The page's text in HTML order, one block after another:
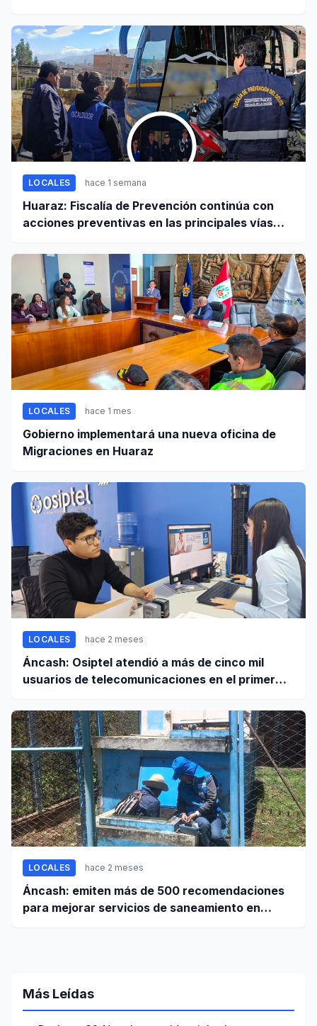
LOCALES hace 1 semana
Huaraz: Fiscalía de Prevención continúa con
acciones preventivas en las principales vías
LOCALES hace 1 mes
Gobierno implementará una nueva oficina de
Migraciones en Huaraz
LOCALES hace 2 meses
Áncash: Osiptel atendió a más de cinco mil
usuarios de telecomunicaciones en el primer
LOCALES hace 2 meses
Áncash: emiten más de 500 recomendaciones
para mejorar servicios de saneamiento en
Más Leídas